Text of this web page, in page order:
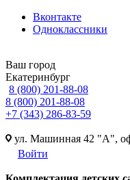
Вконтакте
Одноклассники
Ваш город
Екатеринбург
8 (800) 201-88-08
8 (800) 201-88-08
+7 (343) 286-83-59
ул. Машинная 42 "А",
Войти